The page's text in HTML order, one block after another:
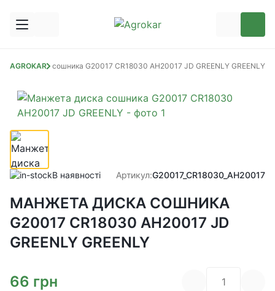
AGROKAR
диска сошника G20017 CR18030 AH20017 JD GREENLY GREENLY
В наявності Артикул:G20017_CR18030_AH20017
МАНЖЕТА ДИСКА СОШНИКА
G20017 CR18030 AH20017 JD
GREENLY GREENLY
66 грн